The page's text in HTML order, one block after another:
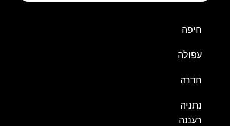
חיפה
עפולה
חדרה
נתניה
רעננה